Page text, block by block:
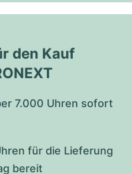
den Kauf
7.000 Uhren sofort
für die Lieferung
bereit